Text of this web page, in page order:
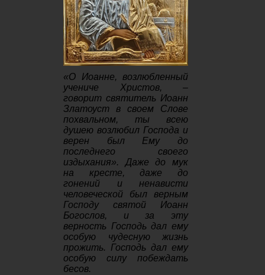
«О Иоанне, возлюбленный
учениче Христов, –
говорит святитель Иоанн
Златоуст в своем Слове
похвальном, ты всею
душею возлюбил Господа и
верен был Ему до
последнего своего
издыхания». Даже до мук
на кресте, даже до
гонений и ненависти
человеческой был верным
Господу святой Иоанн
Богослов, и за эту
верность Господь дал ему
особую чудесную жизнь
прожить. Господь дал ему
особую силу побеждать
бесов.